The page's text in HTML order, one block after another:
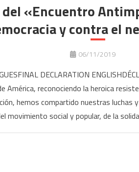
«Encuentro
y contra el
06/11/2019
DECLARATION
América, reconociendo la heroica
hemos compartido nuestras luchas
movimiento social y popular, de la